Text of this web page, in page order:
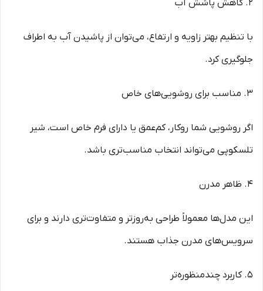
2. کاهش پاشش آب
با تنظیم بهتر زاویه و ارتفاع، می‌توان از پاشیدن آب به اطراف
جلوگیری کرد.
3. مناسب برای روشویی‌های خاص
اگر روشویی شما روکار، کم‌عمق یا دارای فرم خاص است، شیر
تلسکوپی می‌تواند انتخاب مناسب‌تری باشد.
4. ظاهر مدرن
این مدل‌ها معمولاً طراحی به‌روزتر و متفاوت‌تری دارند و برای
سرویس‌های مدرن جذاب هستند.
5. کاربرد چندمنظوره‌تر